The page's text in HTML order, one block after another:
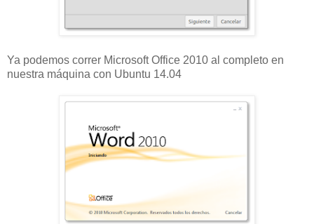
Ya podemos correr Microsoft Office 2010 al completo en
nuestra máquina con Ubuntu 14.04